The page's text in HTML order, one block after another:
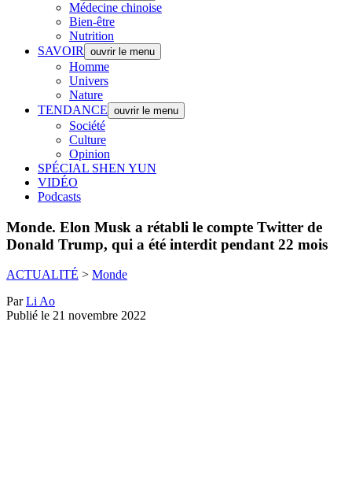
Médecine chinoise
Bien-être
Nutrition
SAVOIR
ouvrir le menu
Homme
Univers
Nature
TENDANCE ouvrir le menu
Société
Culture
Opinion
SPÉCIAL SHEN YUN
VIDÉO
Podcasts
Monde. Elon Musk a rétabli le compte Twitter de
Donald Trump, qui a été interdit pendant 22 mois
ACTUALITÉ > Monde
ParLi Ao
Publié le 21 novembre 2022